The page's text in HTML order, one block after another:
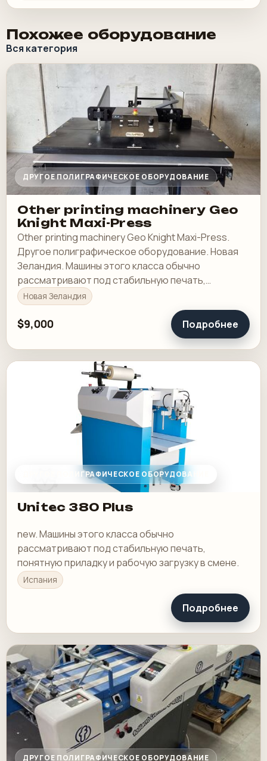
Похожее оборудование
Вся категория
ДРУГОЕ ПОЛИГРАФИЧЕСКОЕ ОБОРУДОВАНИЕ
Other printing machinery Geo
Knight Maxi-Press
Other printing machinery Geo Knight Maxi-Press.
Другое полиграфическое оборудование. Новая
Зеландия. Машины этого класса обычно
рассматривают под стабильную печать,
понятную приладку и рабочую загрузку в смене.
Новая Зеландия
$9,000 Подробнее
ДРУГОЕ ПОЛИГРАФИЧЕСКОЕ ОБОРУДОВАНИЕ
Unitec 380 Plus
new. Машины этого класса обычно
рассматривают под стабильную печать,
понятную приладку и рабочую загрузку в смене.
Испания
Подробнее
ДРУГОЕ ПОЛИГРАФИЧЕСКОЕ ОБОРУДОВАНИЕ